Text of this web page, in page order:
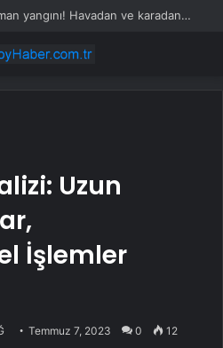
Sürüyor
Uzun
İşlemler
Temmuz 7, 2023 0 12